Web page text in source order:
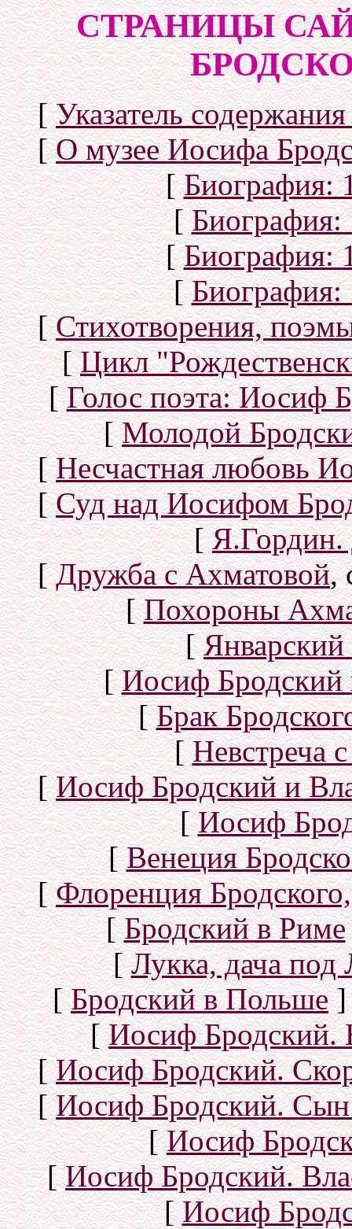
СТРАНИЦЫ
[Указатель
[О музее Иосифа
[Биография:
[Биография:
[Биография:
[Биография:
[Стихотворения,
[Цикл
[Голос поэта: Иосиф
[Молодой
[Несчастная любовь
[Суд над Иосифом
[Я.Гордин.
[Дружба с Ахматовой,
[Похороны
[Январский
[Иосиф Бродский
[Брак
[Невстреча
[Иосиф Бродский и
[Иосиф
[Венеция
[Флоренция
[Бродский в Риме
[Лукка, дача под
[Бродский в Польше]
[Иосиф Бродский.
[Иосиф Бродский.
[Иосиф Бродский.
[Иосиф
[Иосиф Бродский.
[Иосиф